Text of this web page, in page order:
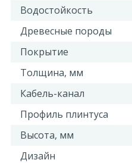
Водостойкость
Древесные породы
Покрытие
Толщина, мм
Кабель-канал
Профиль плинтуса
Высота, мм
Дизайн